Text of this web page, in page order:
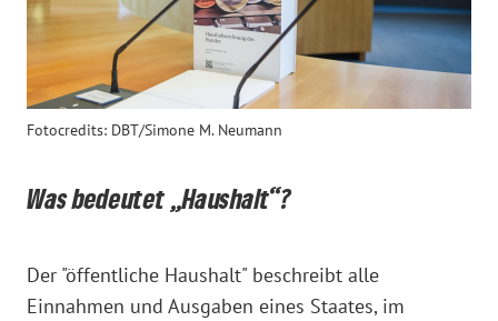
Fotocredits: DBT/Simone M. Neumann
Was bedeutet „Haushalt“?
Der "öffentliche Haushalt" beschreibt alle
Einnahmen und Ausgaben eines Staates, im